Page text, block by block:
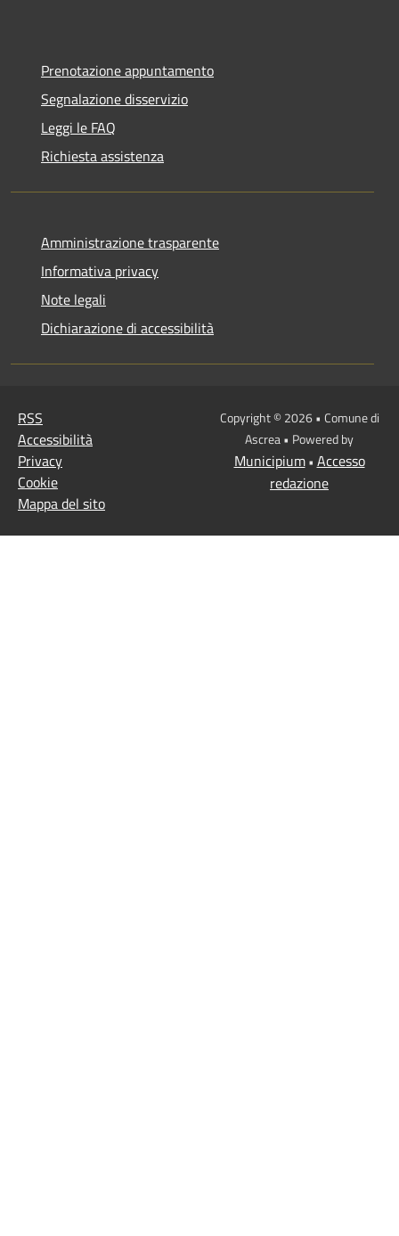
Prenotazione appuntamento
Segnalazione disservizio
Leggi le FAQ
Richiesta assistenza
Amministrazione trasparente
Informativa privacy
Note legali
Dichiarazione di accessibilità
RSS
Accessibilità
Privacy
Cookie
Mappa del sito
Copyright © 2026 • Comune di
Ascrea • Powered by
Municipium• Accesso
redazione